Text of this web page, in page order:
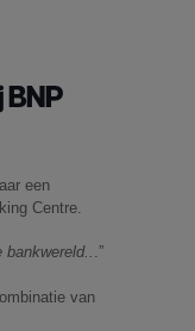
BNP
een
Centre.
.”
van